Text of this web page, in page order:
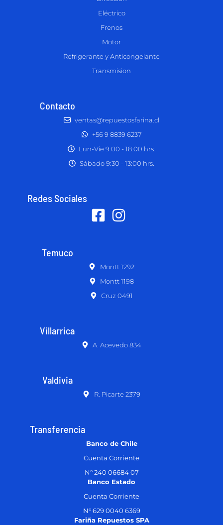
Eléctrico
Frenos
Motor
Refrigerante y Anticongelante
Transmision
Contacto
ventas@repuestosfarina.cl
+56 9 8839 6237
Lun-Vie 9:00 - 18:00 hrs.
Sábado 9:30 - 13:00 hrs.
Redes Sociales
Temuco
Montt 1292
Montt 1198
Cruz 0491
Villarrica
A. Acevedo 834
Valdivia
R. Picarte 2379
Transferencia
Banco de Chile
Cuenta Corriente
N° 240 06684 07
Banco Estado
Cuenta Corriente
N° 629 0040 6369
Fariña Repuestos SPA